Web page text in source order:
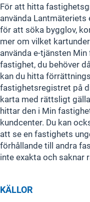
För att hitta
använda Lantmäteriets
för att söka bygglov,
mer om vilket
använda e-tjänsten
fastighet, du behöver
kan du hitta
fastighetsregistret på
karta med rättsligt
hittar den i Min
kundcenter. Du kan
att se en fastighets
förhållande till andra
inte exakta och saknar
KÄLLOR